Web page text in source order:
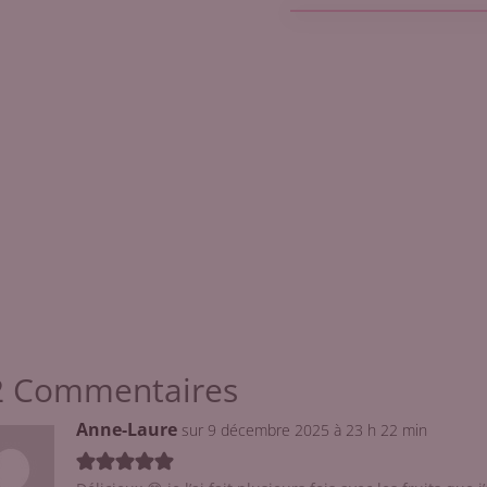
Commentaires
Anne-Laure sur 9 décembre 2025 à 23 h 22 min